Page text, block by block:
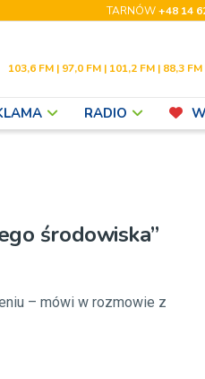
TARNÓW+48 14
103,6 FM | 97,0 FM | 101,2 FM | 88,3
RADIO
środowiska”
– mówi w rozmowie z